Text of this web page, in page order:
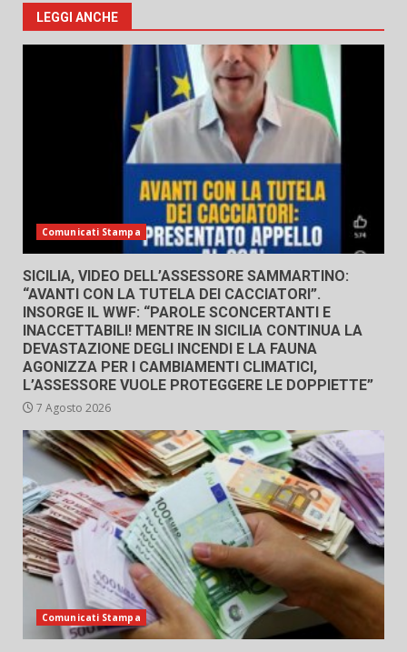
LEGGI ANCHE
Comunicati Stampa
SICILIA, VIDEO DELL’ASSESSORE SAMMARTINO:
“AVANTI CON LA TUTELA DEI CACCIATORI”.
INSORGE IL WWF: “PAROLE SCONCERTANTI E
INACCETTABILI! MENTRE IN SICILIA CONTINUA LA
DEVASTAZIONE DEGLI INCENDI E LA FAUNA
AGONIZZA PER I CAMBIAMENTI CLIMATICI,
L’ASSESSORE VUOLE PROTEGGERE LE DOPPIETTE”
7 Agosto 2026
Comunicati Stampa